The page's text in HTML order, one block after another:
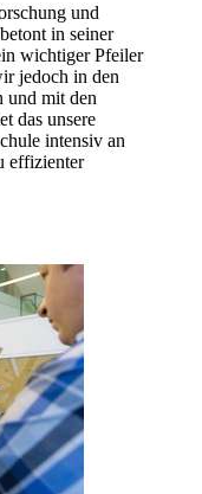
und
in seiner
wichtiger Pfeiler
jedoch in den
und mit den
das unsere
intensiv an
effizienter